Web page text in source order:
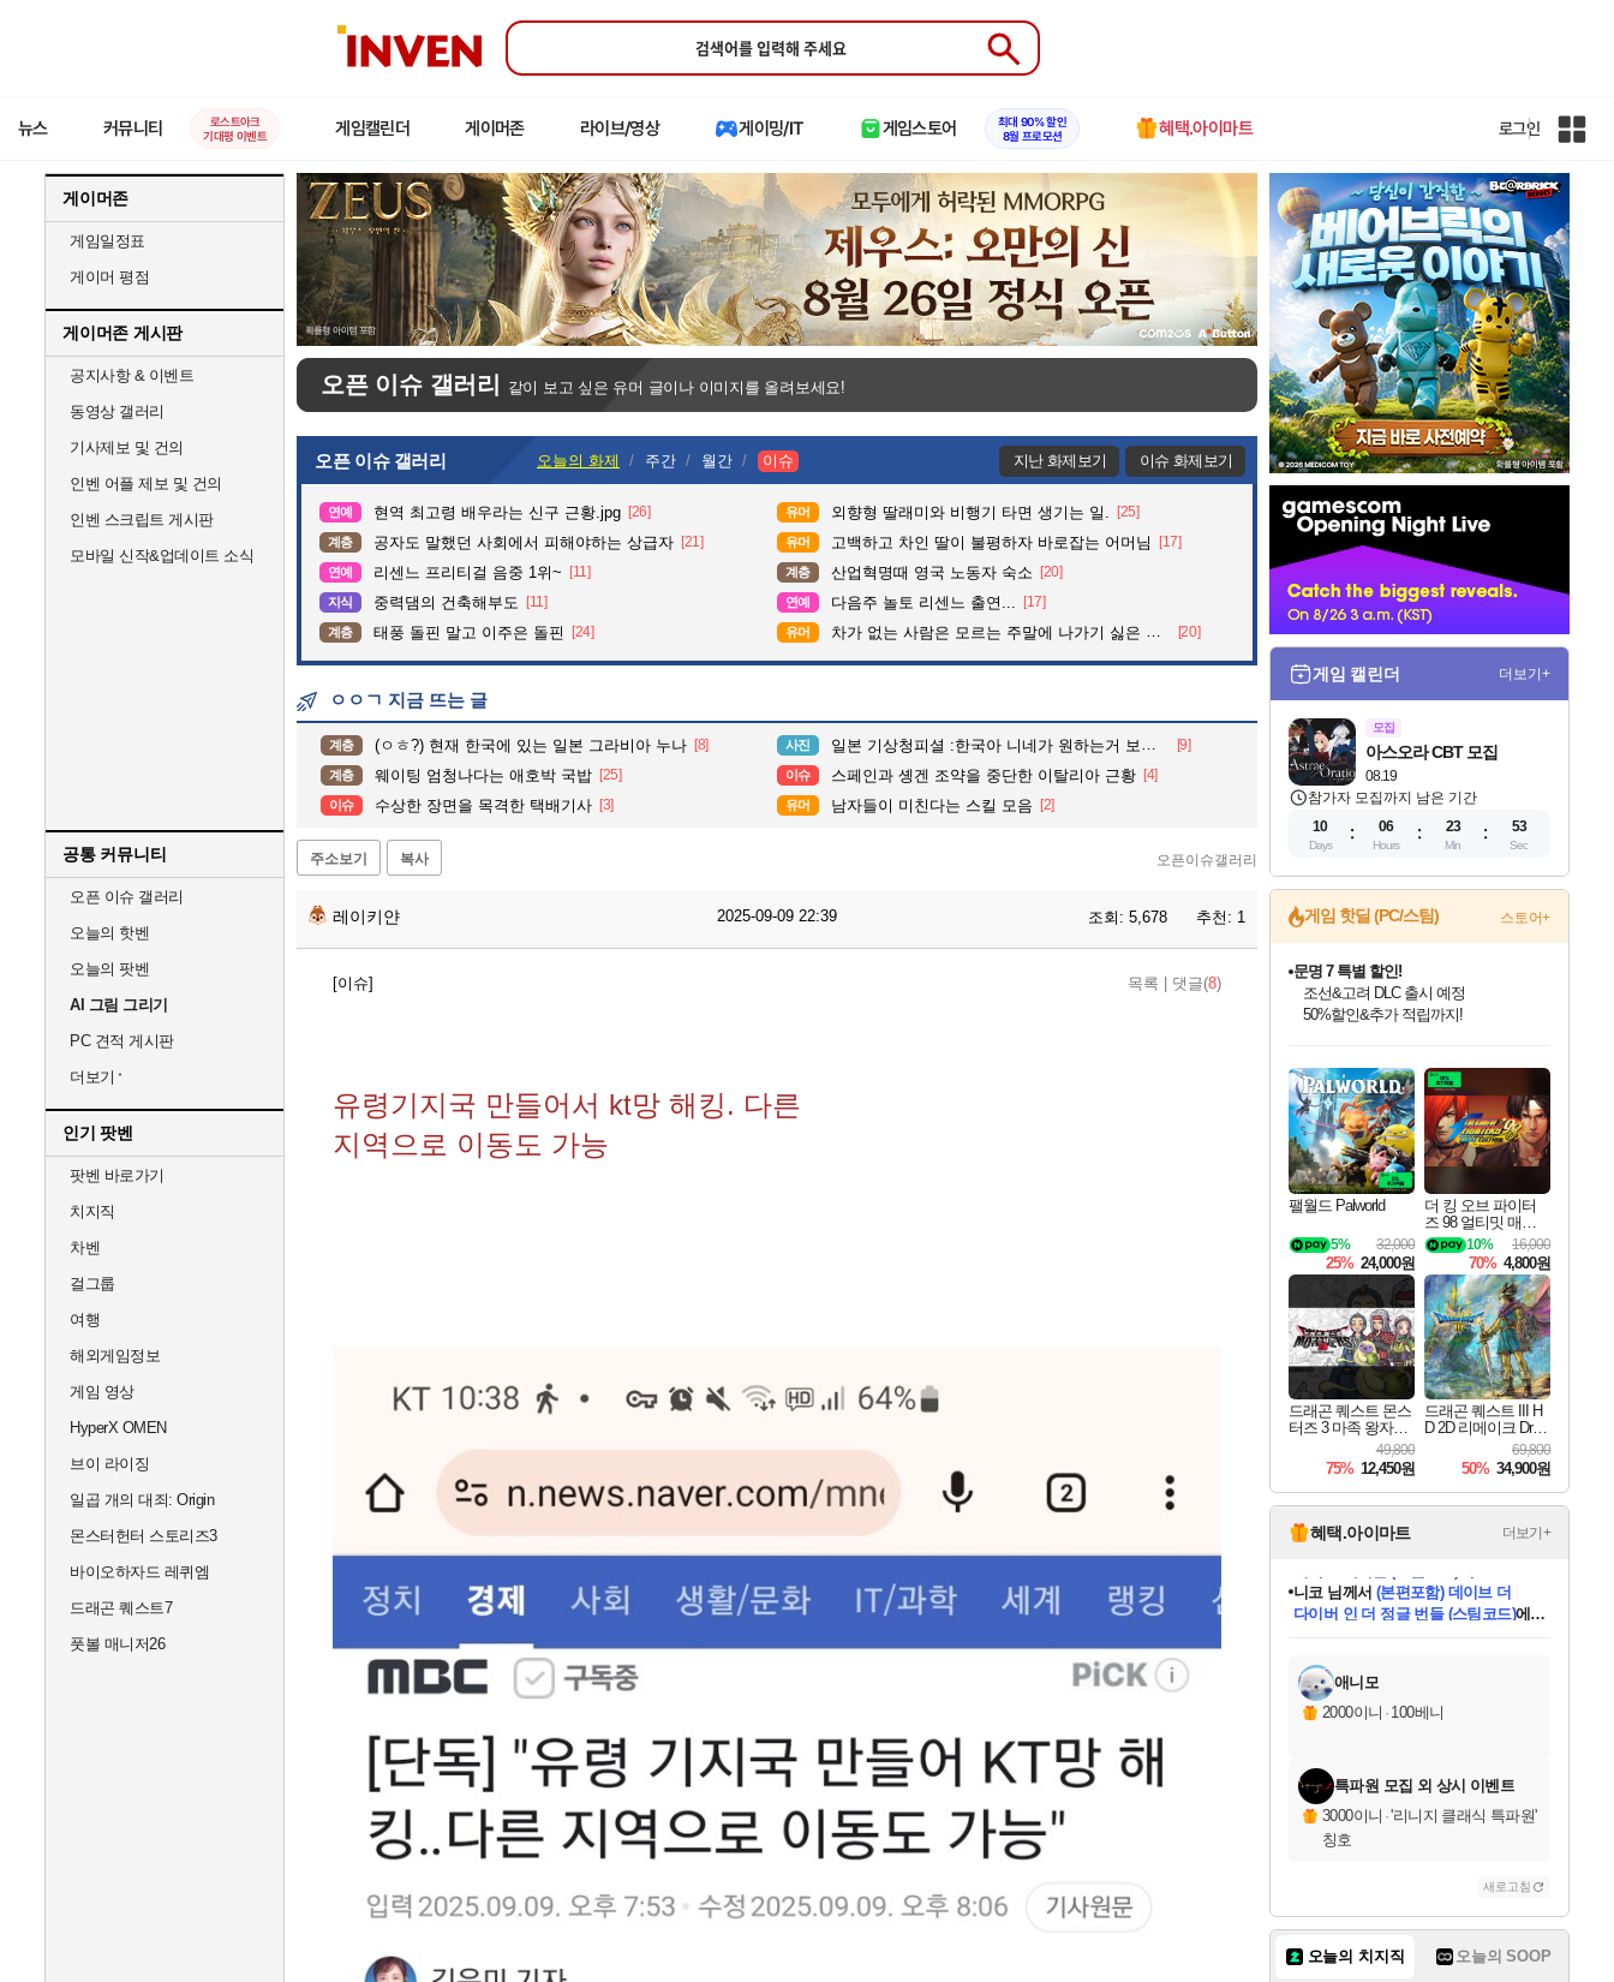
인
Submit
뉴스 커뮤니티
로스트아크
기대평 이벤트
게임캘린더 게이머존 라이브/영상 게이밍/IT 게임스토어
최대 90% 할인
8월 프로모션
혜택.아이마트 로그인
인
게이머존
게임일정표
게이머 평점
게이머존 게시판
공지사항 & 이벤트
동영상 갤러리
기사제보 및 건의
인벤 어플 제보 및 건의
인벤 스크립트 게시판
모바일 신작&업데이트 소식
공통 커뮤니티
오픈 이슈 갤러리
오늘의 핫벤
오늘의 팟벤
AI 그림 그리기
PC 견적 게시판
더보기
인기 팟벤
팟벤 바로가기
치지직
차벤
걸그룹
여행
해외게임정보
게임 영상
HyperX OMEN
브이 라이징
일곱 개의 대죄: Origin
몬스터헌터 스토리즈3
바이오하자드 레퀴엠
드래곤 퀘스트7
풋볼 매니저26
오픈 이슈 갤러리 같이 보고 싶은 유머 글이나 이미지를 올려보세요!
오픈 이슈 갤러리 오늘의 화제 주간 월간 이슈 지난 화제보기 이슈 화제보기
연예 현역 최고령 배우라는 신구 근황.jpg [26] 유머 외향형 딸래미와 비행기 타면 생기는 일. [25]
계층 공자도 말했던 사회에서 피해야하는 상급자 [21] 유머 고백하고 차인 딸이 불평하자 바로잡는 어머님 [17]
연예 리센느 프리티걸 음중 1위~ [11] 계층 산업혁명때 영국 노동자 숙소 [20]
지식 중력댐의 건축해부도 [11] 연예 다음주 놀토 리센느 출연... [17]
계층 태풍 돌핀 말고 이주은 돌핀 [24] 유머 차가 없는 사람은 모르는 주말에 나가기 싫은 이유 [20]
ㅇㅇㄱ 지금 뜨는 글
계층 (ㅇㅎ?) 현재 한국에 있는 일본 그라비아 누나 [8] 사진 일본 기상청피셜 :한국아 니네가 원하는거 보내줄게 [9]
계층 웨이팅 엄청나다는 애호박 국밥 [25] 이슈 스페인과 솅겐 조약을 중단한 이탈리아 근황 [4]
이슈 수상한 장면을 목격한 택배기사 [3] 유머 남자들이 미친다는 스킬 모음 [2]
주소보기 복사 오픈이슈갤러리
레이키얀 2025-09-09 22:39 조회: 5,678 추천: 1
[이슈] 목록 댓글(8)
유령기지국 만들어서 kt망 해킹. 다른
지역으로 이동도 가능
벤
게임 캘린더 더보기+
모집
08.19
아스오라 CBT 모집
참가자 모집까지 남은 기간
10
Days
06
Hours
23
Min
52
Sec
게임 핫딜 (PC/스팀) 스토어+
최대 90% 할인가를 만나보세요!
네이버혜택과 함께 만나보세요!
50%할인&추가 적립까지!
마블 투혼 파이팅 소울즈 정식출시!
마블 히어로 총 출동&화려한 격투!
네이버 포인트 혜택까지!
이니&베니 혜택까지!
네이버 혜택가와 함께 예약하세요!
할인&네이버혜택으로 만나보세요!
네이버페이 혜택과 만나보세요!
40주년 프로모션으로 만나보세요!
할인가에 만나보세요!
일부 에디션 상시 할인!
혜택으로 예약 판매 중
편안하게 충전하세요
팰월드 Palworld
32,000
5%
25% 24,000원
더 킹 오브 파이터
즈 98 얼티밋 매치
파이널 에디션 THE
KING OF FIGHTER
S 98 ULTIMATE MA
TCH FINAL EDITIO
N
16,000
10%
70% 4,800원
드래곤 퀘스트 몬스
터즈 3 마족 왕자와
엘프의 여행 Dragon
Quest Monsters The
Dark Prince
49,800
75% 12,450원
드래곤 퀘스트 III H
D 2D 리메이크 Drag
on Quest III HD 2D R
emake
69,800
50% 34,900원
혜택.아이마트 더보기+
교환.
당첨되셨습니다.
니코 님께서 (본편포함) 데이브 더
다이버 인 더 정글 번들 (스팀코드)에
당첨되셨습니다.
당첨되셨습니다.
당첨되셨습니다.
당첨되셨습니다.
당첨되셨습니다.
에디션 (스팀코드)
당첨되셨습니다.
애니모
2000이니 · 100베니
특파원 모집 외 상시 이벤트
3000이니 ·'리니지 클래식 특파원'
칭호
새로고침
오늘의 치지직 오늘의 SOOP